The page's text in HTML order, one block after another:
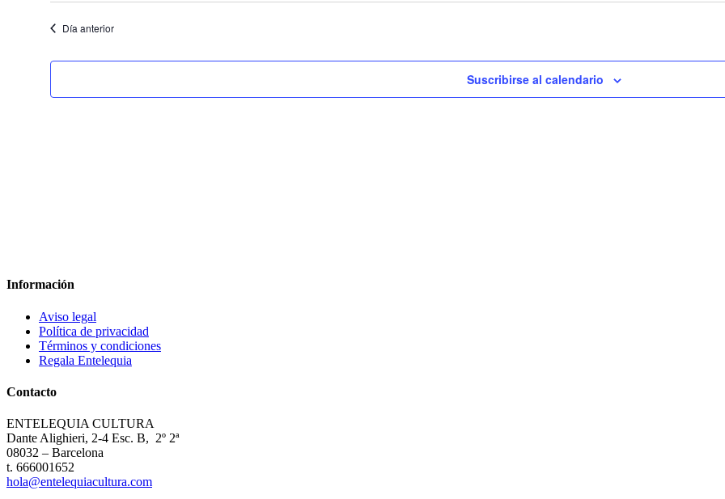
Día anterior
Suscribirse al calendario
Información
Aviso legal
Política de privacidad
Términos y condiciones
Regala Entelequia
Contacto
ENTELEQUIA CULTURA
Dante Alighieri, 2-4 Esc. B, 2º 2ª
08032 – Barcelona
t. 666001652
hola@entelequiacultura.com